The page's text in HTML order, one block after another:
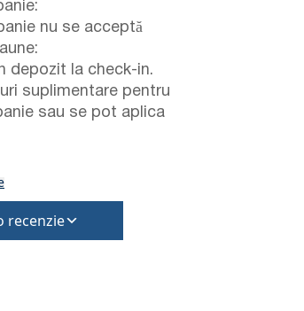
nu se acceptă
depozit la check-in.
suplimentare pentru
sau se pot aplica
recenzie